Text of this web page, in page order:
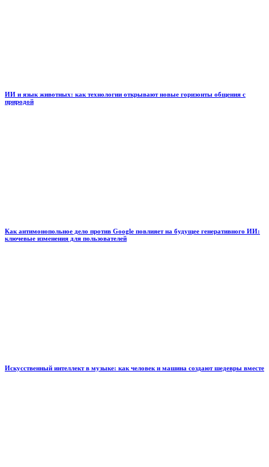
ИИ и язык животных: как технологии открывают новые горизонты общения с
природой
Как антимонопольное дело против Google повлияет на будущее генеративного ИИ:
ключевые изменения для пользователей
Искусственный интеллект в музыке: как человек и машина создают шедевры вместе